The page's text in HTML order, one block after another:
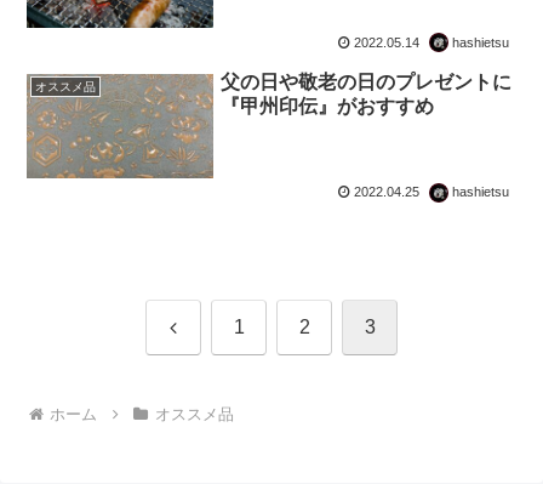
2022.05.14 hashietsu
オススメ品
父の日や敬老の日のプレゼントに
『甲州印伝』がおすすめ
2022.04.25 hashietsu
前 1 2 3
ホーム オススメ品